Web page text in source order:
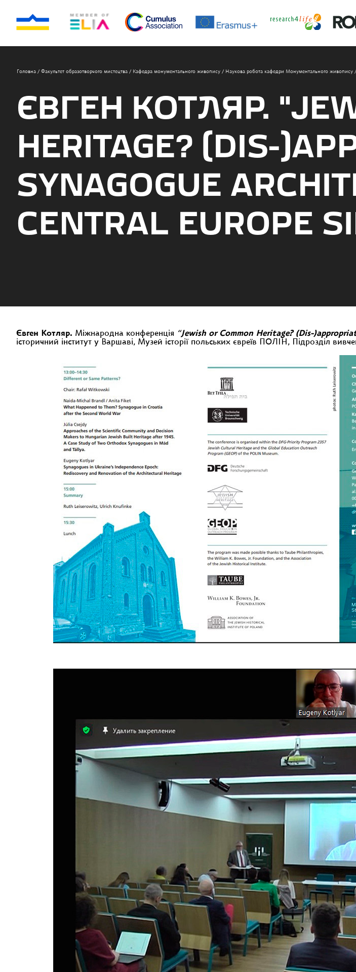
Головна / Факультет образотворчого мистецтва / Кафедра монументального живопису / Наукова робота кафедри Монументального живопису /
ЄВГЕН КОТЛЯР.
HERITAGE? (DIS-
SYNAGOGUE
CENTRAL EUROPE
Євген Котляр. Міжнародна конференція “Jewish or Common Heritage? (Dis-
історичний інститут у Варшаві, Музей історії польських євреїв ПОЛІН, Підрозділ